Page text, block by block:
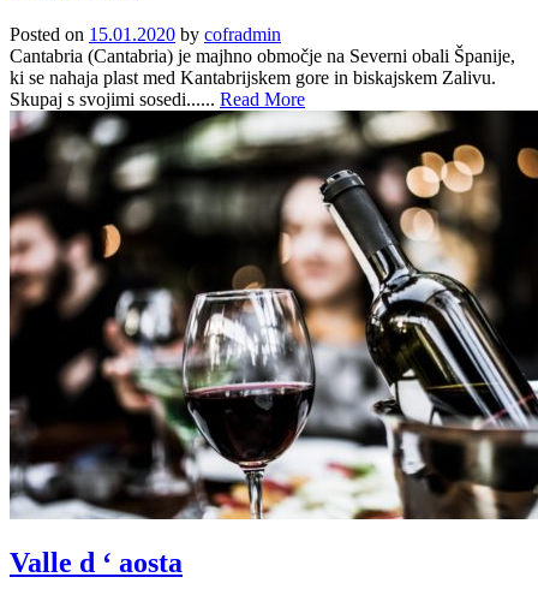
Posted on 15.01.2020 by cofradmin
Cantabria (Cantabria) je majhno območje na Severni obali Španije,
ki se nahaja plast med Kantabrijskem gore in biskajskem Zalivu.
Skupaj s svojimi sosedi...... Read More
Valle d ‘ aosta